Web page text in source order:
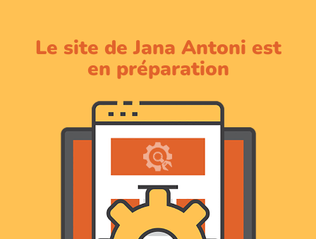
Le site de Jana Antoni est
en préparation